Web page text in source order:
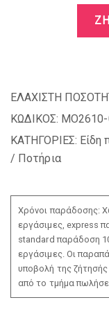
ΕΛΑΧΙΣΤΗ
ΚΩΔΙΚΟΣ:
ΚΑΤΗΓΟΡΙΕΣ: Είδη
/ Ποτήρια
Χρόνοι παράδοσης:
εργάσιμες, express
standard παράδοση
εργάσιμες. Οι
υποβολή της
από το τμήμα